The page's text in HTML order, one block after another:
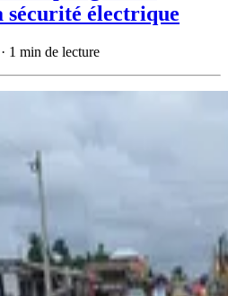
sécurité électrique
· 1 min de lecture